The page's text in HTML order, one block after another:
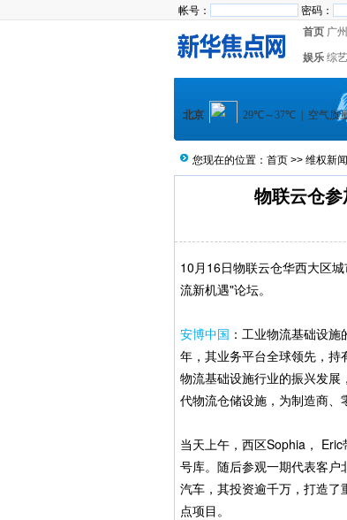
帐号： 密码：
首页 广州
娱乐 综艺
您现在的位置： 首页 >> 维权新闻
物联云仓
10月16日物联云仓华西大区
流新机遇"论坛。
安博中国 ：工业物流基础设
年，其业务平台全球领先，
物流基础设施行业的振兴发
代物流仓储设施，为制造商、
当天上午，西区Sophia，
号库。随后参观一期代表客
汽车，其投资逾千万，打造
点项目。